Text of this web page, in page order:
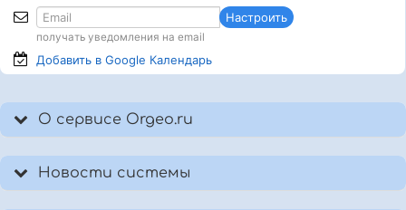
Настроить
получать уведомления на email
Добавить в Google Календарь
О сервисе Orgeo.ru
Новости системы